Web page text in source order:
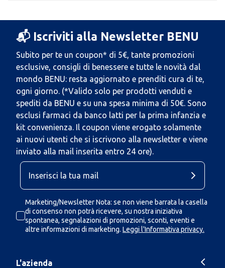
📬 Iscriviti alla Newsletter BENU
Subito per te un coupon* di 5€, tante promozioni
esclusive, consigli di benessere e tutte le novità dal
mondo BENU: resta aggiornato e prenditi cura di te,
ogni giorno. (*Valido solo per prodotti venduti e
spediti da BENU e su una spesa minima di 50€. Sono
esclusi farmaci da banco latti per la prima infanzia e
kit convenienza. Il coupon viene erogato solamente
ai nuovi utenti che si iscrivono alla newsletter e viene
inviato alla mail inserita entro 24 ore).
Marketing/Newsletter Nota: se non viene barrata la casella
di consenso non potrà ricevere, su nostra iniziativa
spontanea, segnalazioni di promozioni, sconti, eventi e
altre informazioni di marketing. Leggi l'Informativa privacy.
L'azienda